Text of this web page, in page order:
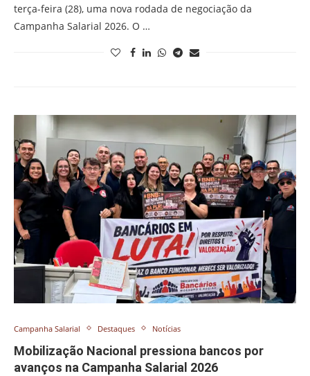
terça-feira (28), uma nova rodada de negociação da
Campanha Salarial 2026. O …
Campanha Salarial Destaques Notícias
Mobilização Nacional pressiona bancos por
avanços na Campanha Salarial 2026